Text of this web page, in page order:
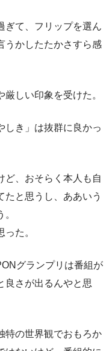
ぎて、フリップを選ん
うかしたたかさすら感
しい印象を受けた。
しき」は抜群に良かっ
ど、おそらく本人も自
たと思うし、ああいう
た。
グランプリは番組が
良さが出るんやと思
特の世界観でおもろか